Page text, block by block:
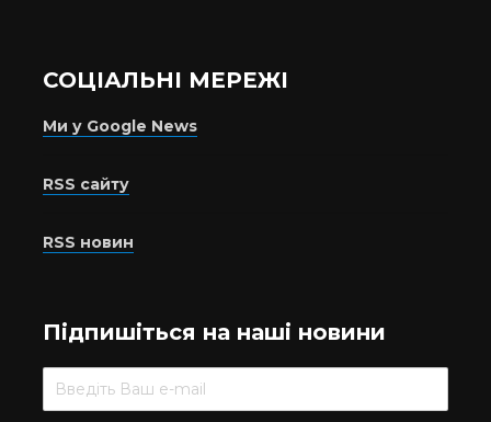
СОЦІАЛЬНІ МЕРЕЖІ
Ми у Google News
RSS сайту
RSS новин
Підпишіться на наші новини